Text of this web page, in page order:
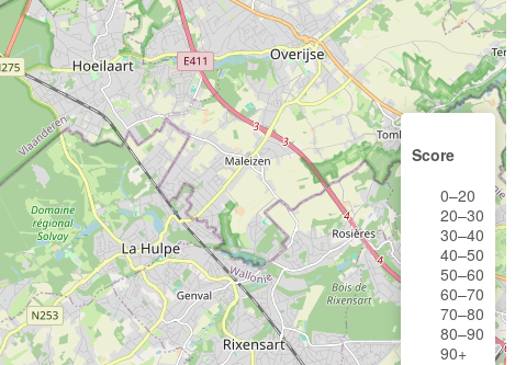
Score
0–20
20–30
30–40
40–50
50–60
60–70
70–80
80–90
90+